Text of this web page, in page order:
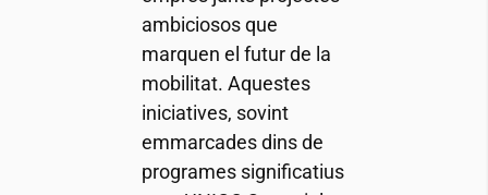
ambiciosos que
marquen el futur de la
mobilitat. Aquestes
iniciatives, sovint
emmarcades dins de
programes significatius